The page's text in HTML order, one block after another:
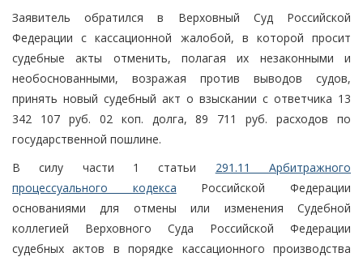
Заявитель обратился в Верховный Суд Российской
Федерации с кассационной жалобой, в которой просит
судебные акты отменить, полагая их незаконными и
необоснованными, возражая против выводов судов,
принять новый судебный акт о взыскании с ответчика 13
342 107 руб. 02 коп. долга, 89 711 руб. расходов по
государственной пошлине.
В силу части 1 статьи 291.11 Арбитражного
процессуального кодекса Российской Федерации
основаниями для отмены или изменения Судебной
коллегией Верховного Суда Российской Федерации
судебных актов в порядке кассационного производства